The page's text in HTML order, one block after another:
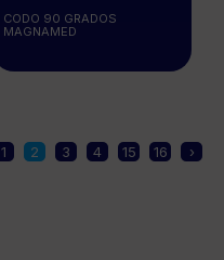
CODO 90 GRADOS
MAGNAMED
1 2 3 4 15 16 ›